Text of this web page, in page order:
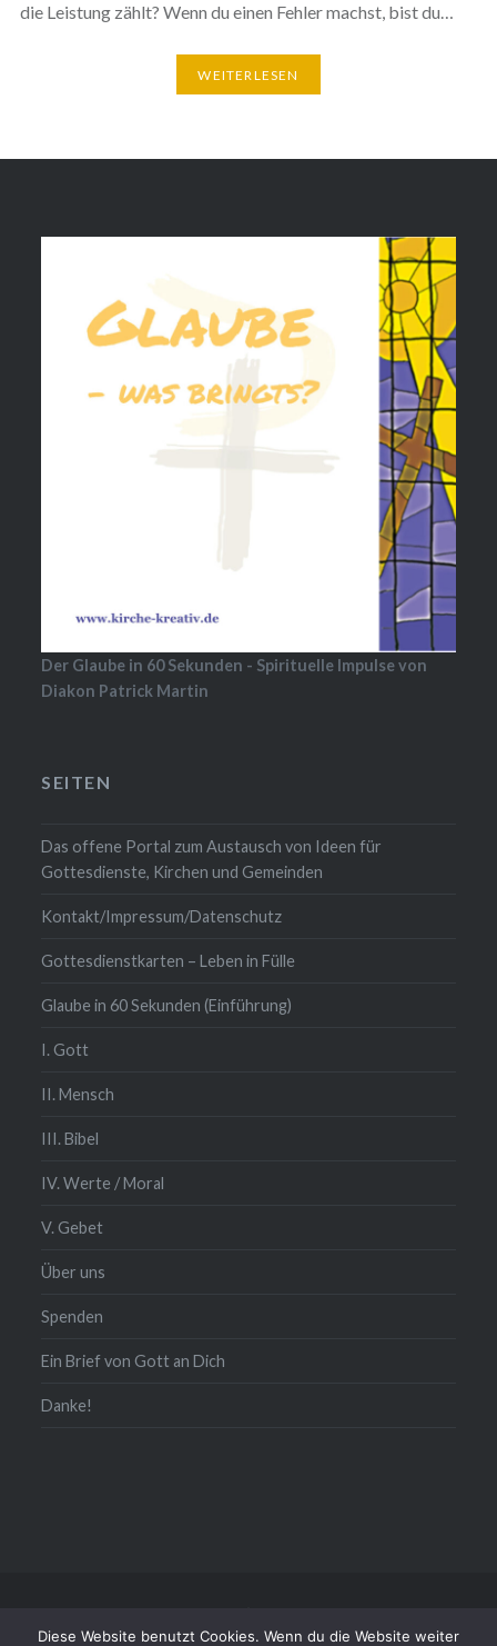
die Leistung zählt? Wenn du einen Fehler machst, bist du…
WEITERLESEN
Der Glaube in 60 Sekunden - Spirituelle Impulse von
Diakon Patrick Martin
SEITEN
Das offene Portal zum Austausch von Ideen für
Gottesdienste, Kirchen und Gemeinden
Kontakt/Impressum/Datenschutz
Gottesdienstkarten – Leben in Fülle
Glaube in 60 Sekunden (Einführung)
I. Gott
II. Mensch
III. Bibel
IV. Werte / Moral
V. Gebet
Über uns
Spenden
Ein Brief von Gott an Dich
Danke!
Diese Website benutzt Cookies. Wenn du die Website weiter